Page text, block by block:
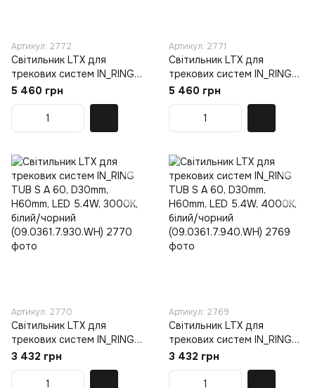
Артикул: 2772
Світильник LTX для
трекових систем IN_RING
SOL MINI, D75мм, H26мм,
LED 6.3W, 3000К, sahara
beige/чорний
(09.7526.7.930.SBG/BK)
5 460 грн
Артикул: 2771
Світильник LTX для
трекових систем IN_RING
SOL MINI, D75мм, H26мм,
LED 6.3W, 4000К, sahara
beige/чорний
(09.7526.7.940.SBG/BK)
5 460 грн
Артикул: 2770
Світильник LTX для
трекових систем IN_RING
TUB S A 60, D30mm,
H60mm, LED 5.4W, 3000К,
білий/чорний
3 432 грн
Артикул: 2769
Світильник LTX для
трекових систем IN_RING
TUB S A 60, D30mm,
H60mm, LED 5.4W, 4000К,
білий/чорний
3 432 грн